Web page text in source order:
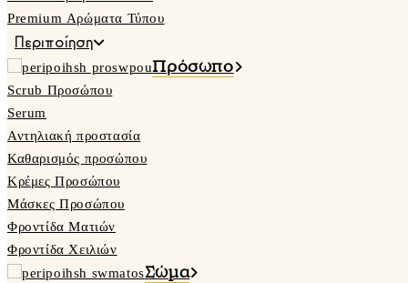
Premium Αρώματα Τύπου
Περιποίηση
Πρόσωπο
Scrub Προσώπου
Serum
Αντηλιακή προστασία
Καθαρισμός προσώπου
Κρέμες Προσώπου
Μάσκες Προσώπου
Φροντίδα Ματιών
Φροντίδα Χειλιών
Σώμα